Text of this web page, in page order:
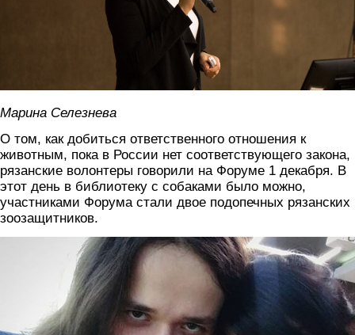
Марина Селезнева
О том, как добиться ответственного отношения к
животным, пока в России нет соответствующего закона,
рязанские волонтеры говорили на Форуме 1 декабря. В
этот день в библиотеку с собаками было можно,
участниками Форума стали двое подопечных рязанских
зоозащитников.